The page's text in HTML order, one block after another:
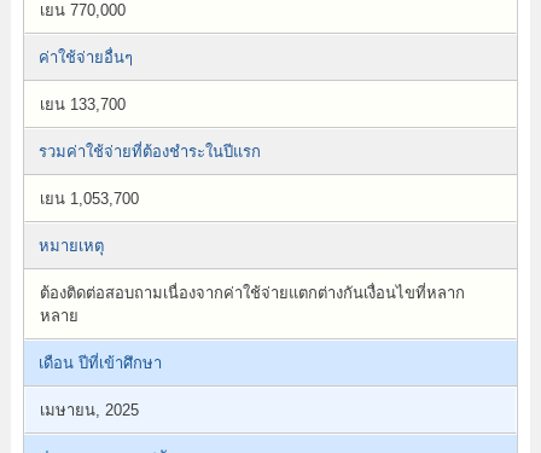
เยน 770,000
ค่าใช้จ่ายอื่นๆ
เยน 133,700
รวมค่าใช้จ่ายที่ต้องชำระในปีแรก
เยน 1,053,700
หมายเหตุ
ต้องติดต่อสอบถามเนื่องจากค่าใช้จ่ายแตกต่างกันเงื่อนไขที่หลาก
หลาย
เดือน ปีที่เข้าศึกษา
เมษายน, 2025